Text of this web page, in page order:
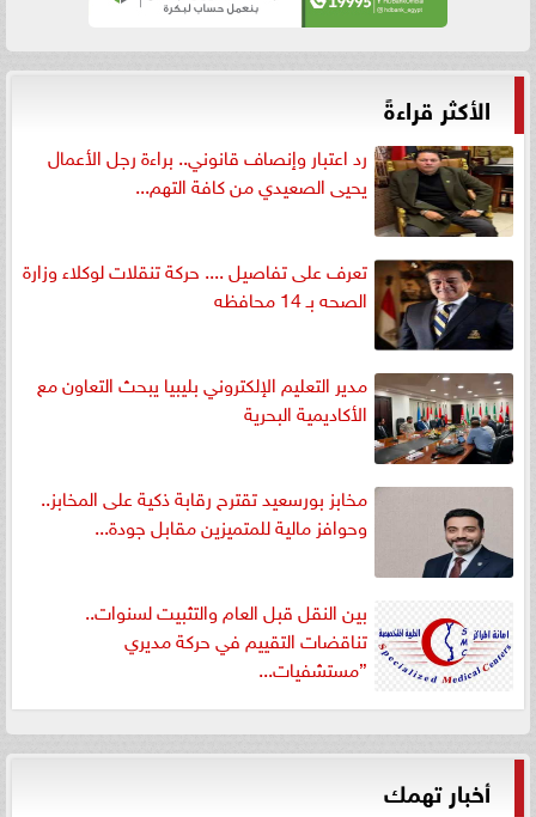
الأكثر قراءةً
رد اعتبار وإنصاف قانوني.. براءة رجل الأعمال
يحيى الصعيدي من كافة التهم...
تعرف على تفاصيل .... حركة تنقلات لوكلاء وزارة
الصحه بـ 14 محافظه
مدير التعليم الإلكتروني بليبيا يبحث التعاون مع
الأكاديمية البحرية
مخابز بورسعيد تقترح رقابة ذكية على المخابز..
وحوافز مالية للمتميزين مقابل جودة...
بين النقل قبل العام والتثبيت لسنوات..
تناقضات التقييم في حركة مديري
”مستشفيات...
أخبار تهمك